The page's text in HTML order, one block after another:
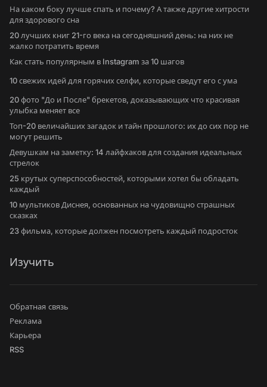
На каком боку лучше спать и почему? А также другие хитрости
для здорового сна
20 лучших книг 21-го века на сегодняшний день: на них не
жалко потратить время
Как стать популярным в Instagram за 10 шагов
10 свежих идей для горячих селфи, которые сведут его с ума
20 фото "До и После" брекетов, доказывающих что красивая
улыбка меняет все
Топ-20 величайших загадок и тайн прошлого: их до сих пор не
могут решить
Девушкам на заметку: 14 лайфхаков для создания идеальных
стрелок
25 крутых суперспособностей, которыми хотел бы обладать
каждый
10 мультиков Диснея, основанных на чудовищно страшных
сказках
23 фильма, которые должен посмотреть каждый подросток
Изучить
Обратная связь
Реклама
Карьера
RSS